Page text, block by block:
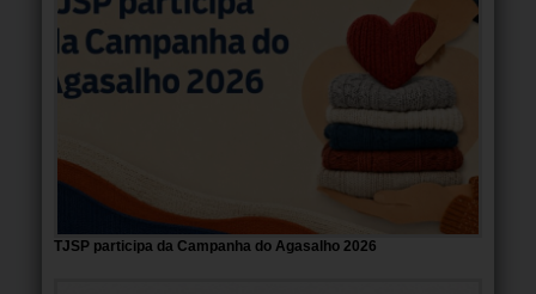
TJSP participa da Campanha do Agasalho 2026